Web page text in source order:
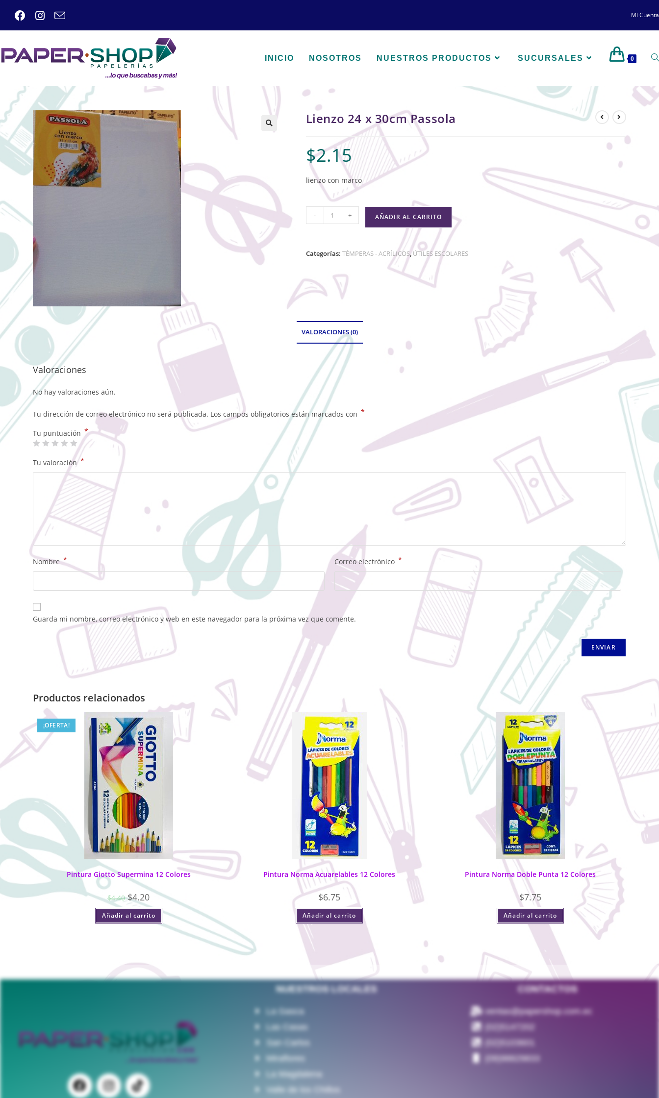
Mi Cuenta
INICIO NOSOTROS NUESTROS PRODUCTOS SUCURSALES 0
Lienzo 24 x 30cm Passola
$2.15
lienzo con marco
- + AÑADIR AL CARRITO
Categorías: TÉMPERAS - ACRÍLICOS,ÚTILES ESCOLARES
VALORACIONES (0)
Valoraciones
No hay valoraciones aún.
Tu dirección de correo electrónico no será publicada. Los campos obligatorios están marcados con *
Tu puntuación *
Tu valoración*
Nombre* Correo electrónico *
Guarda mi nombre, correo electrónico y web en este navegador para la próxima vez que comente.
Productos relacionados
¡OFERTA!
Pintura Giotto Supermina 12 Colores
$4.40 $4.20
Añadir al carrito
Pintura Norma Acuarelables 12 Colores
$6.75
Añadir al carrito
Pintura Norma Doble Punta 12 Colores
$7.75
Añadir al carrito
NUESTROS LOCALES
La Gasca
Las Casas
San Carlos
Miraflores
La Magdalena
Valle de los Chillos
CONTACTOS
ventas@papershop.com.ec
(02)5147202
(02)5103601
(09)98829833